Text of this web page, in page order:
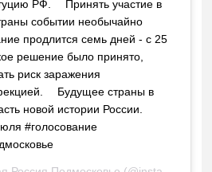
РФ. ⠀ Принять участие в
событии необычайно
продлится семь дней - с 25
решение было принято,
риск заражения
⠀ Будущее страны в
новой истории России. ⠀
#голосование